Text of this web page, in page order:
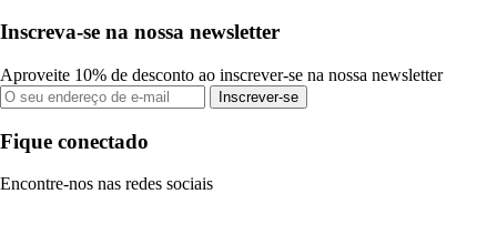
Inscreva-se na nossa newsletter
Aproveite 10% de desconto ao inscrever-se na nossa newsletter
Inscrever-se
Fique conectado
Encontre-nos nas redes sociais